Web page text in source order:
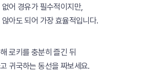
어 경유가 필수적이지만,
아도 되어 가장 효율적입니다.
로키를 충분히 즐긴 뒤
귀국하는 동선을 짜보세요.